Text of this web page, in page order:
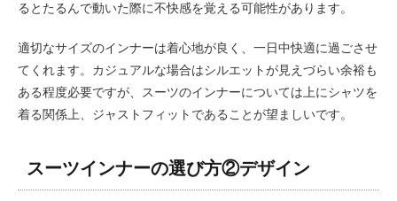
るとたるんで動いた際に不快感を覚える可能性があります。
適切なサイズのインナーは着心地が良く、一日中快適に過ごさせ
てくれます。カジュアルな場合はシルエットが見えづらい余裕も
ある程度必要ですが、スーツのインナーについては上にシャツを
着る関係上、ジャストフィットであることが望ましいです。
スーツインナーの選び方②デザイン